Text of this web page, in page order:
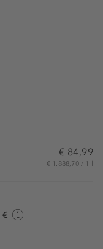
€ 84,99
€ 1.888,70 / 1 l
€